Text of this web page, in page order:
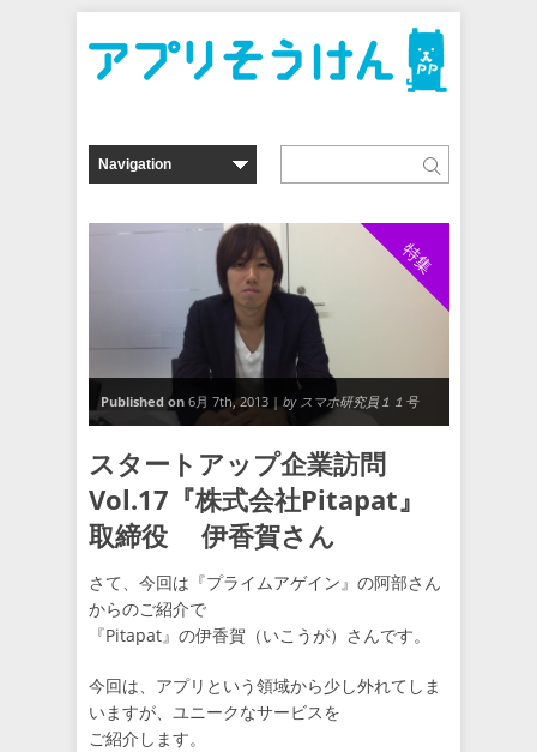
特集
Published on 6月 7th, 2013 | by スマホ研究員１１号
スタートアップ企業訪問
Vol.17『株式会社Pitapat』
取締役 伊香賀さん
さて、今回は『プライムアゲイン』の阿部さん
からのご紹介で
『Pitapat』の伊香賀（いこうが）さんです。
今回は、アプリという領域から少し外れてしま
いますが、ユニークなサービスを
ご紹介します。